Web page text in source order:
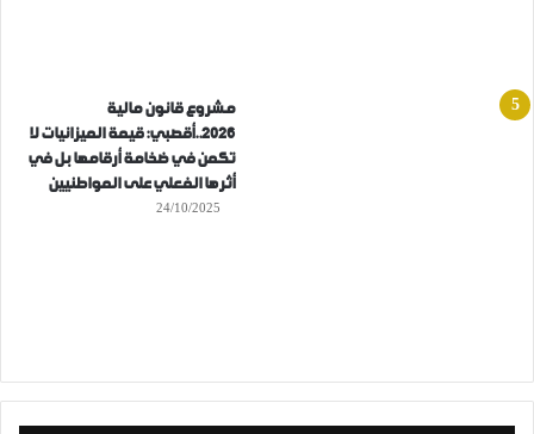
مشروع قانون مالية
2026..أقصبي: قيمة الميزانيات لا
تكمن في ضخامة أرقامها بل في
أثرها الفعلي على المواطنيين
24/10/2025